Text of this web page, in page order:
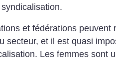
et fédérations peuvent
secteur, et il est quasi
Les femmes sont